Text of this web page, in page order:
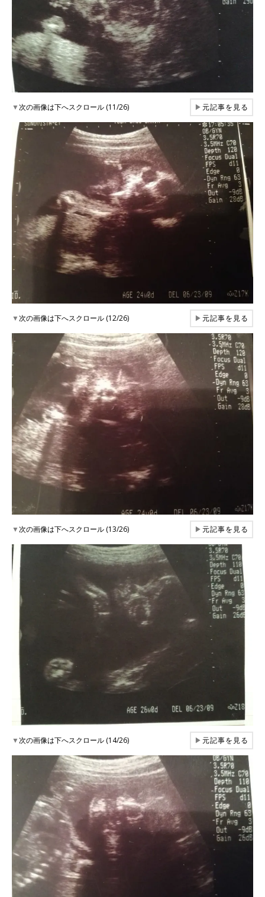
▼次の画像は下へスクロール (11/26) ▶元記事を見る
▼次の画像は下へスクロール (12/26) ▶元記事を見る
▼次の画像は下へスクロール (13/26) ▶元記事を見る
▼次の画像は下へスクロール (14/26) ▶元記事を見る